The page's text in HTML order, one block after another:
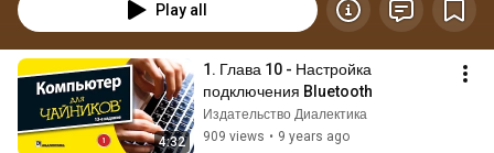
Play all
4:32
1. Глава 10 - Настройка
подключения Bluetooth
Издательство Диалектика
909 views • 9 years ago